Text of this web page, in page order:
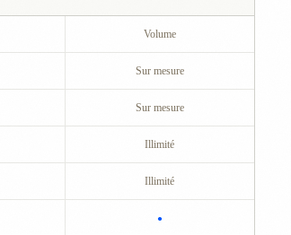
Volume
Sur mesure
Sur mesure
Illimité
Illimité
●